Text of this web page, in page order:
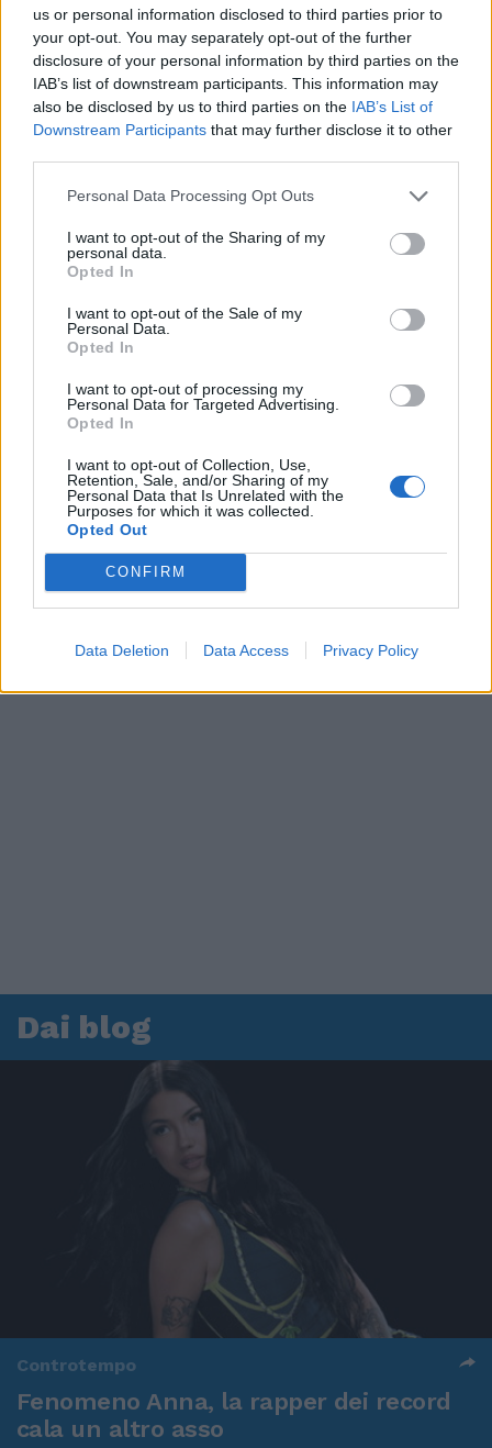
us or personal information disclosed to third parties prior to
your opt-out. You may separately opt-out of the further
disclosure of your personal information by third parties on the
IAB’s list of downstream participants. This information may
also be disclosed by us to third parties on the IAB’s List of
Downstream Participants that may further disclose it to other
Personal Data Processing Opt Outs
I want to opt-out of the Sharing of my
personal data.
Opted In
I want to opt-out of the Sale of my
Personal Data.
Opted In
I want to opt-out of processing my
Personal Data for Targeted Advertising.
Opted In
I want to opt-out of Collection, Use,
Retention, Sale, and/or Sharing of my
Personal Data that Is Unrelated with the
Purposes for which it was collected.
Opted Out
CONFIRM
Data Deletion Data Access Privacy Policy
00:00 01:16
Leonardo Maria Del Vecchio dall'ex compagna
in ospedale. Le dichiarazioni ai giornalisti
Dai blog
Controtempo
Fenomeno Anna, la rapper dei record
cala un altro asso